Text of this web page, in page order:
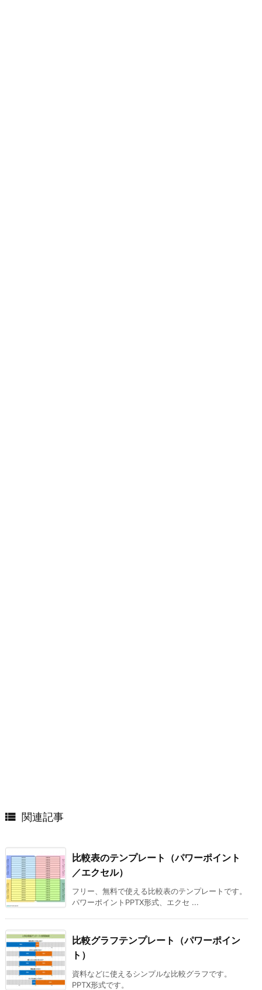
 関連記事
比較表のテンプレート（パワーポイント
／エクセル）
フリー、無料で使える比較表のテンプレートです。
パワーポイントPPTX形式、エクセ ...
比較グラフテンプレート（パワーポイン
ト）
資料などに使えるシンプルな比較グラフです。
PPTX形式です。